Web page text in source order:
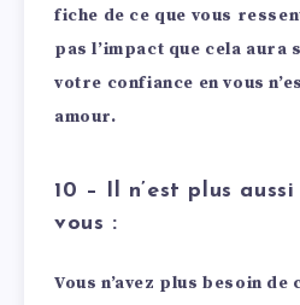
fiche de ce que vous
pas l’impact que cela
votre confiance en vous
amour.
10 – Il n’est plus
vous :
Vous n’avez plus besoin